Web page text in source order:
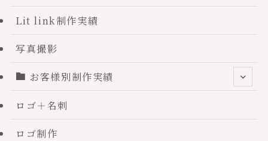
Lit link制作実績
写真撮影
お客様別制作実績
ロゴ＋名刺
ロゴ制作